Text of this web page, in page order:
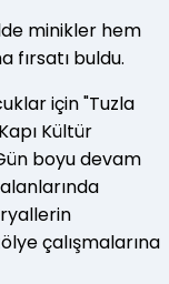
minikler hem
fırsatı buldu.
için "Tuzla
Kültür
boyu devam
çalışmalarına